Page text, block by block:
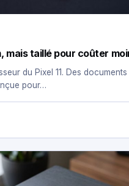
mais taillé pour coûter
du Pixel 11. Des
pour…